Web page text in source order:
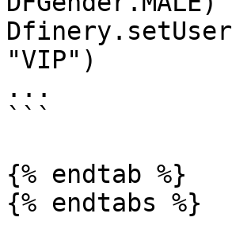
"VIP")
...
```
{% endtab %}
{% endtabs %}